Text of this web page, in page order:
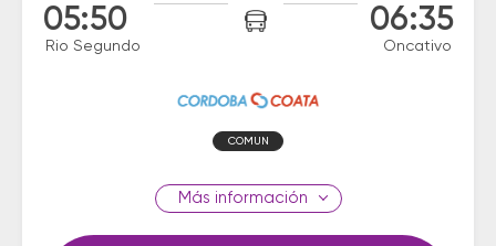
05:50
Rio Segundo
06:35
Oncativo
COMUN
información